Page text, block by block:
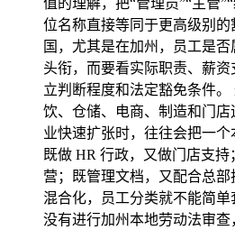
值的理解，把“管理员”“主管
位名称直接等同于更高级别
国，尤其是在加州，员工是
头衔，而要看实际职责、薪
立判断程度和法定豁免条件
饮、仓储、电商、制造和门
业快速扩张时，往往会把一个
既做 HR 行政，又做门店支
营；既管理文档，又配合总
混合化，员工分类就不能简
没有进行加州本地劳动法审